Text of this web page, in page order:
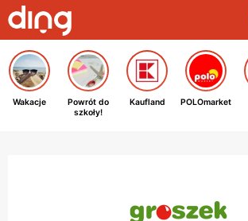
Wakacje
Powrót do
szkoły!
Kaufland POLOmarket